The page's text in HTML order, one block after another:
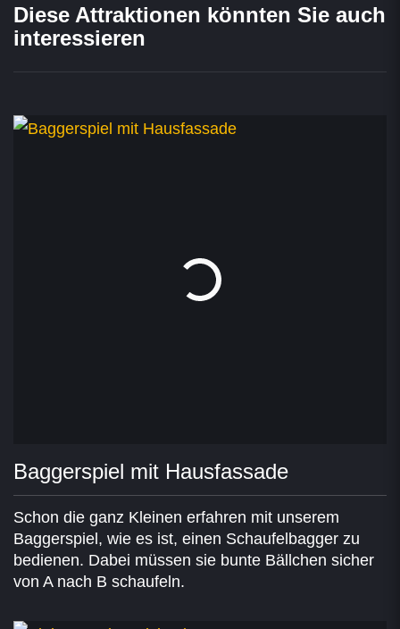
Diese Attraktionen könnten Sie auch
interessieren
Baggerspiel mit Hausfassade
Schon die ganz Kleinen erfahren mit unserem
Baggerspiel, wie es ist, einen Schaufelbagger zu
bedienen. Dabei müssen sie bunte Bällchen sicher
von A nach B schaufeln.